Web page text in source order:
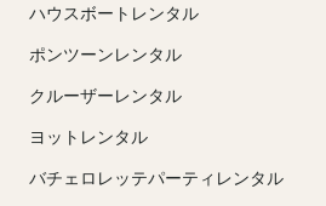
ハウスボートレンタル
ポンツーンレンタル
クルーザーレンタル
ヨットレンタル
バチェロレッテパーティレンタル